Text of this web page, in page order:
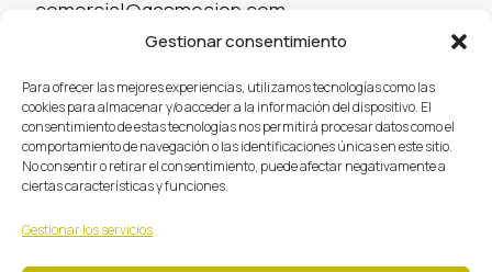
Gestionar consentimiento
Para ofrecer las mejores experiencias, utilizamos tecnologías como las
cookies para almacenar y/o acceder a la información del dispositivo. El
consentimiento de estas tecnologías nos permitirá procesar datos como el
comportamiento de navegación o las identificaciones únicas en este sitio.
No consentir o retirar el consentimiento, puede afectar negativamente a
ciertas características y funciones.
Gestionar los servicios
comercial@gasmocion.com
Sociales